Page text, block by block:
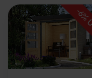
-
6
%